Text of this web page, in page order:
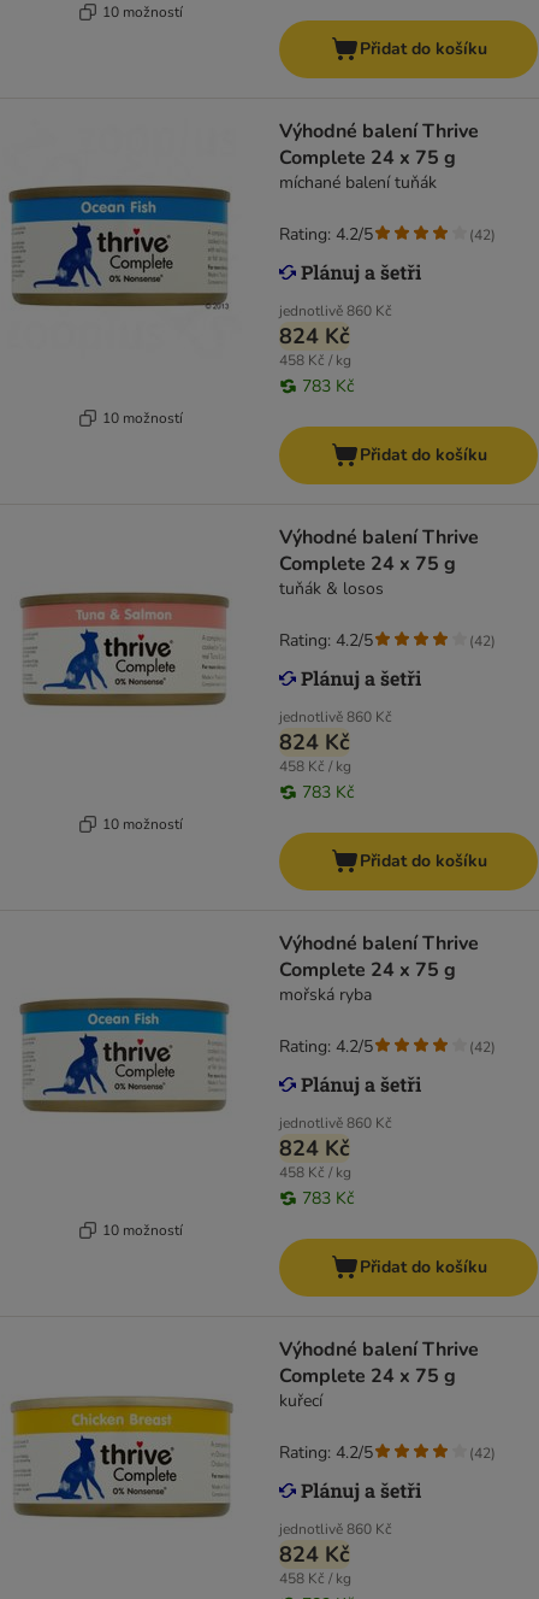
10 možností
Přidat do košíku
10 možností
Výhodné balení Thrive
Complete 24 x 75 g
míchané balení tuňák
jednotlivě860 Kč
824 Kč
458 Kč / kg
783 Kč
Rating: 4.2/5 (42)
Přidat do košíku
10 možností
Výhodné balení Thrive
Complete 24 x 75 g
tuňák & losos
jednotlivě860 Kč
824 Kč
458 Kč / kg
783 Kč
Rating: 4.2/5 (42)
Přidat do košíku
10 možností
Výhodné balení Thrive
Complete 24 x 75 g
mořská ryba
jednotlivě860 Kč
824 Kč
458 Kč / kg
783 Kč
Rating: 4.2/5 (42)
Přidat do košíku
Výhodné balení Thrive
Complete 24 x 75 g
kuřecí
jednotlivě860 Kč
824 Kč
458 Kč / kg
Rating: 4.2/5 (42)